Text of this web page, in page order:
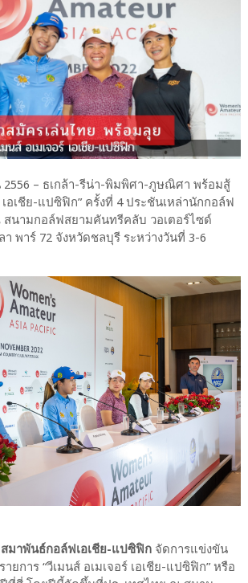
– ธเกล้า-รีน่า-พิมพิศา-ภูษณิศา พร้อมสู้
เอเชีย-แปซิฟิก” ครั้งที่ 4 ประชันเหล่านักกอล์ฟ
นามกอล์ฟสยามคันทรีคลับ วอเตอร์ไซด์
า พาร์ 72 จังหวัดชลบุรี ระหว่างวันที่ 3-6
มาพันธ์กอล์ฟเอเชีย-แปซิฟิกจัดการแข่งขัน
ยการ “วีเมนส์ อเมเจอร์ เอเชีย-แปซิฟิก” หรือ